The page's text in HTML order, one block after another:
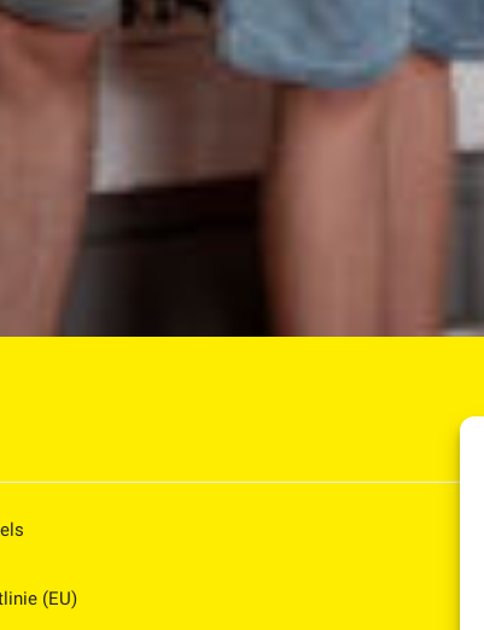
(EU)